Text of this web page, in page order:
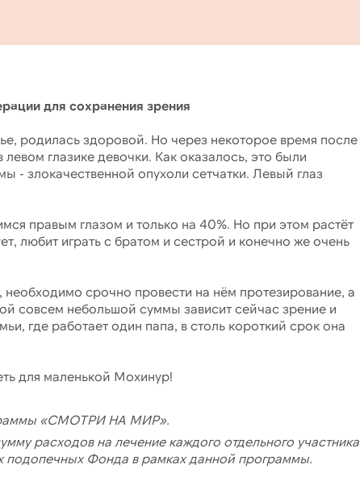
для сохранения зрения
родилась здоровой. Но через некоторое время после
глазике девочки. Как оказалось, это были
- злокачественной опухоли сетчатки. Левый глаз
правым глазом и только на 40%. Но при этом растёт
любит играть с братом и сестрой и конечно же очень
срочно провести на нём протезирование, а
совсем небольшой суммы зависит сейчас зрение и
где работает один папа, в столь короткий срок она
для маленькой Мохинур!
«СМОТРИ НА МИР».
расходов на лечение каждого отдельного участника
подопечных Фонда в рамках данной программы.